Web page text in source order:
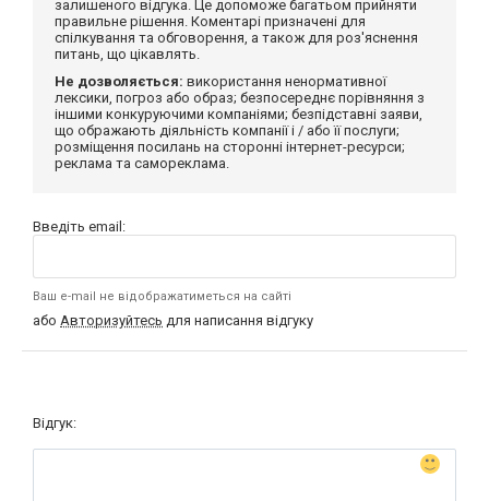
залишеного відгука. Це допоможе багатьом прийняти
правильне рішення. Коментарі призначені для
спілкування та обговорення, а також для роз'яснення
питань, що цікавлять.
Не дозволяється: використання ненормативної
лексики, погроз або образ; безпосереднє порівняння з
іншими конкуруючими компаніями; безпідставні заяви,
що ображають діяльність компанії і / або її послуги;
розміщення посилань на сторонні інтернет-ресурси;
реклама та самореклама.
Введіть email:
Ваш e-mail не відображатиметься на сайті
або Авторизуйтесь для написання відгуку
Відгук: